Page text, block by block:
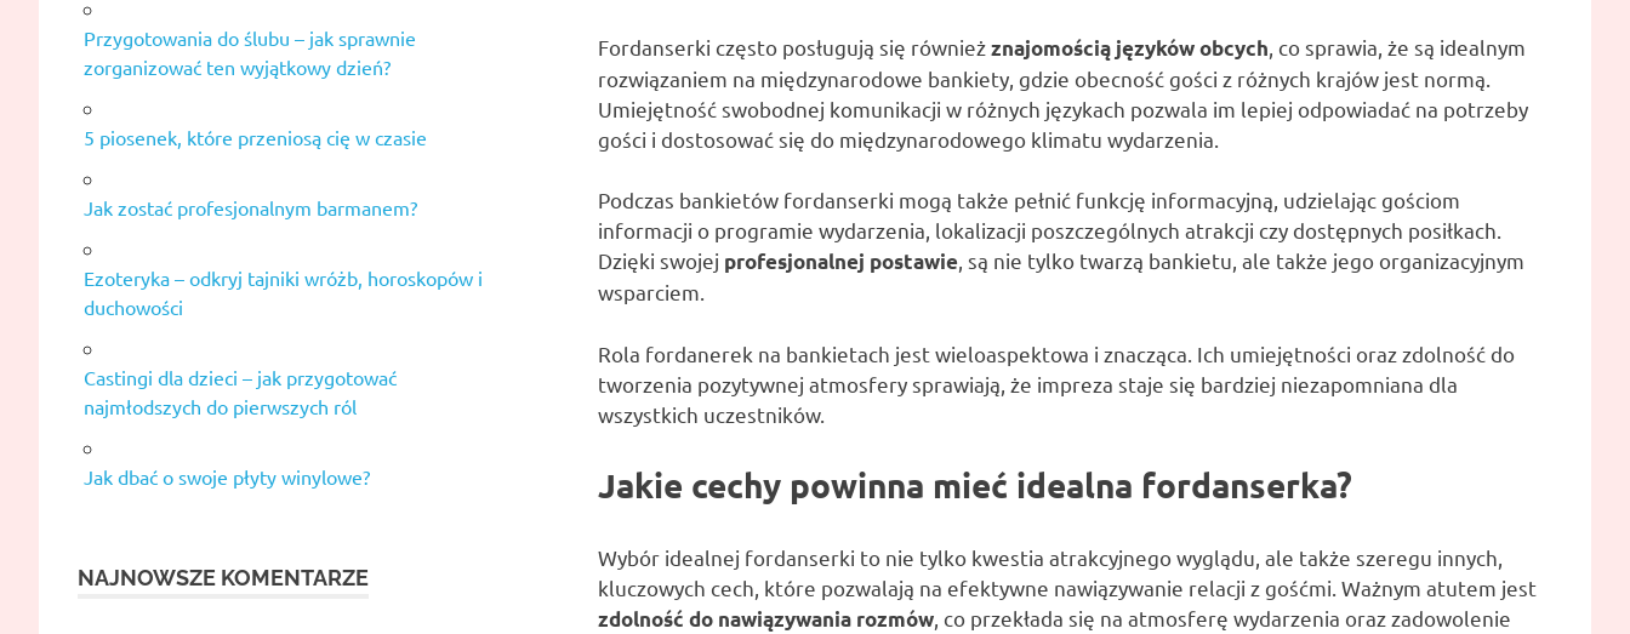
Fordanserki często posługują się równieżznajomością języków obcych , co sprawia, że są idealnym
rozwiązaniem na międzynarodowe bankiety, gdzie obecność gości z różnych krajów jest normą.
Umiejętność swobodnej komunikacji w różnych językach pozwala im lepiej odpowiadać na potrzeby
gości i dostosować się do międzynarodowego klimatu wydarzenia.
Podczas bankietów fordanserki mogą także pełnić funkcję informacyjną, udzielając gościom
informacji o programie wydarzenia, lokalizacji poszczególnych atrakcji czy dostępnych posiłkach.
Dzięki swojej profesjonalnej postawie, są nie tylko twarzą bankietu, ale także jego organizacyjnym
wsparciem.
Rola fordanerek na bankietach jest wieloaspektowa i znacząca. Ich umiejętności oraz zdolność do
tworzenia pozytywnej atmosfery sprawiają, że impreza staje się bardziej niezapomniana dla
wszystkich uczestników.
Jakie cechy powinna mieć idealna fordanserka?
Wybór idealnej fordanserki to nie tylko kwestia atrakcyjnego wyglądu, ale także szeregu innych,
kluczowych cech, które pozwalają na efektywne nawiązywanie relacji z gośćmi. Ważnym atutem jest
zdolność do nawiązywania rozmów, co przekłada się na atmosferę wydarzenia oraz zadowolenie
Przygotowania do ślubu – jak sprawnie
zorganizować ten wyjątkowy dzień?
5 piosenek, które przeniosą cię w czasie
Jak zostać profesjonalnym barmanem?
Ezoteryka – odkryj tajniki wróżb, horoskopów i
duchowości
Castingi dla dzieci – jak przygotować
najmłodszych do pierwszych ról
Jak dbać o swoje płyty winylowe?
NAJNOWSZE KOMENTARZE